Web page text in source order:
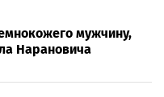
мужчину,
Нарановича